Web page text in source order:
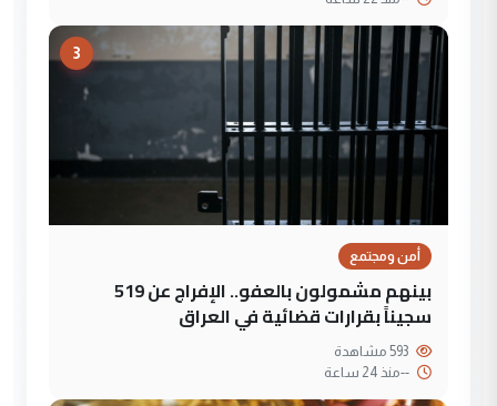
3
أمن ومجتمع
بينهم مشمولون بالعفو.. الإفراج عن 519
سجيناً بقرارات قضائية في العراق
--منذ 24 ساعة